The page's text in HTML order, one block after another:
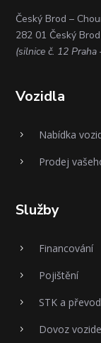
Český Brod –
282 01 Český Brod
(silnice č. 12 Praha
Vozidla
5 Nabídka
5 Prodej
Služby
5 Financování
5 Pojištění
5 STK a
5 Dovoz